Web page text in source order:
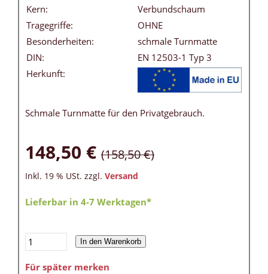
Kern:
Verbundschaum
Tragegriffe:
OHNE
Besonderheiten:
schmale Turnmatte
DIN:
EN 12503-1 Typ 3
Herkunft:
Schmale Turnmatte für den Privatgebrauch.
148,50 € (158,50 €)
Inkl. 19 % USt. zzgl. Versand
Lieferbar in 4-7 Werktagen*
In den Warenkorb
Für später merken